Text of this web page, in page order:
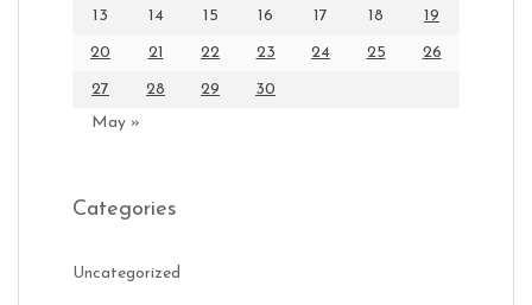
13 14 15 16 17 18 19
20 21 22 23 24 25 26
27 28 29
30
May »
Categories
Uncategorized